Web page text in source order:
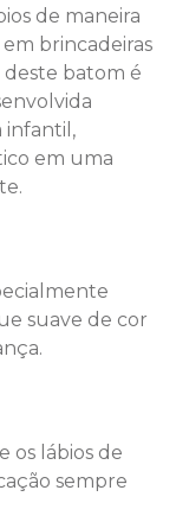
de maneira
brincadeiras
batom é
infantil,
em uma
suave de cor
os lábios de
sempre